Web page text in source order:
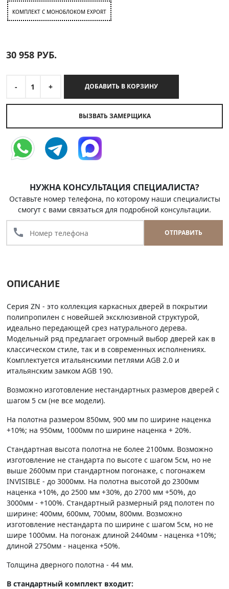
КОМПЛЕКТ C МОНОБЛОКОМ EXPORT
30 958 РУБ.
- 1 + ДОБАВИТЬ В КОРЗИНУ
ВЫЗВАТЬ ЗАМЕРЩИКА
НУЖНА КОНСУЛЬТАЦИЯ СПЕЦИАЛИСТА?
Оставьте номер телефона, по которому наши специалисты
смогут с вами связаться для подробной консультации.
call ОТПРАВИТЬ
ОПИСАНИЕ
Серия ZN - это коллекция каркасных дверей в покрытии
полипропилен с новейшей эксклюзивной структурой,
идеально передающей срез натурального дерева.
Модельный ряд предлагает огромный выбор дверей как в
классическом стиле, так и в современных исполнениях.
Комплектуется итальянскими петлями AGB 2.0 и
итальянским замком AGB 190.
Возможно изготовление нестандартных размеров дверей с
шагом 5 см (не все модели).
На полотна размером 850мм, 900 мм по ширине наценка
+10%; на 950мм, 1000мм по ширине наценка + 20%.
Стандартная высота полотна не более 2100мм. Возможно
изготовление не стандарта по высоте с шагом 5см, но не
выше 2600мм при стандартном погонаже, с погонажем
INVISIBLE - до 3000мм. На полотна высотой до 2300мм
наценка +10%, до 2500 мм +30%, до 2700 мм +50%, до
3000мм - +100%. Стандартный размерный ряд полотен по
ширине: 400мм, 600мм, 700мм, 800мм. Возможно
изготовление нестандарта по ширине с шагом 5см, но не
шире 1000мм. На погонаж длиной 2440мм - наценка +10%;
длиной 2750мм - наценка +50%.
Толщина дверного полотна - 44 мм.
В стандартный комплект входит: